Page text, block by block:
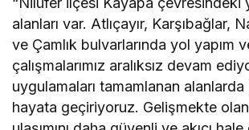
alanları var. Atlıçayır, Karşıbağlar,
ve Çamlık bulvarlarında yol yapım
çalışmalarımız aralıksız devam
uygulamaları tamamlanan alanlarda
hayata geçiriyoruz. Gelişmekte